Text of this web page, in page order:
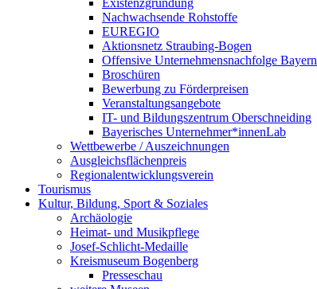
Existenzgründung
Nachwachsende Rohstoffe
EUREGIO
Aktionsnetz Straubing-Bogen
Offensive Unternehmensnachfolge Bayern
Broschüren
Bewerbung zu Förderpreisen
Veranstaltungsangebote
IT- und Bildungszentrum Oberschneiding
Bayerisches Unternehmer*innenLab
Wettbewerbe / Auszeichnungen
Ausgleichsflächenpreis
Regionalentwicklungsverein
Tourismus
Kultur, Bildung, Sport & Soziales
Archäologie
Heimat- und Musikpflege
Josef-Schlicht-Medaille
Kreismuseum Bogenberg
Presseschau